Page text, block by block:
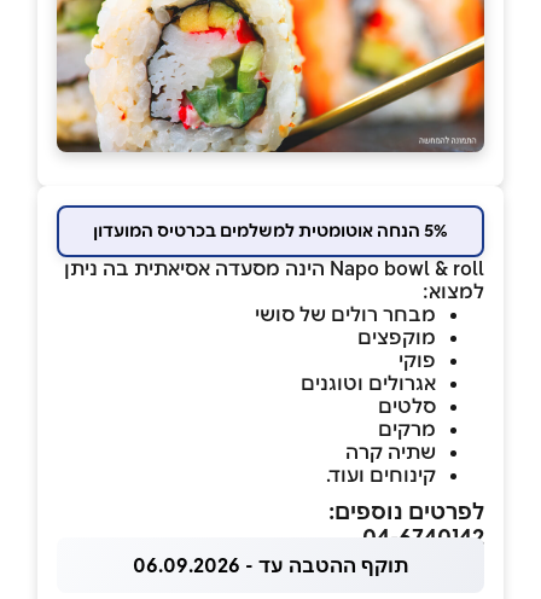
5% הנחה אוטומטית למשלמים בכרטיס המועדון
Napo bowl & roll הינה מסעדה אסיאתית בה ניתן
למצוא:
מבחר רולים של סושי
מוקפצים
פוקי
אגרולים וטוגנים
סלטים
מרקים
שתיה קרה
קינוחים ועוד.
לפרטים נוספים:
04-6740142
תוקף ההטבה עד - 06.09.2026